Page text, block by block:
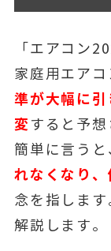
「エアコン
家庭用エア
準が大幅に
変 すると予想
簡単に言うと
れなくなり、
念を指しま
解説します。